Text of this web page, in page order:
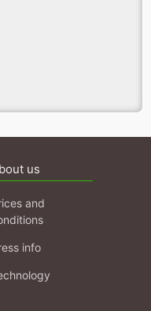
us
and
info